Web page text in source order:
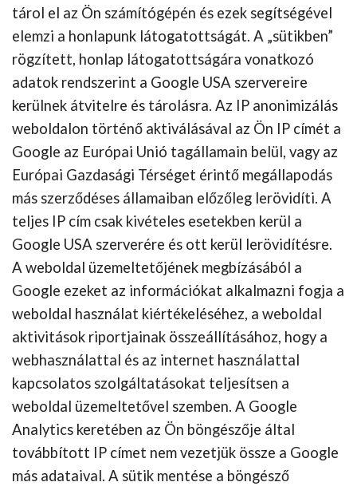
tárol el az Ön számítógépén és ezek segítségével
elemzi a honlapunk látogatottságát. A „sütikben”
rögzített, honlap látogatottságára vonatkozó
adatok rendszerint a Google USA szervereire
kerülnek átvitelre és tárolásra. Az IP anonimizálás
weboldalon történő aktiválásával az Ön IP címét a
Google az Európai Unió tagállamain belül, vagy az
Európai Gazdasági Térséget érintő megállapodás
más szerződéses államaiban előzőleg lerövidíti. A
teljes IP cím csak kivételes esetekben kerül a
Google USA szerverére és ott kerül lerövidítésre.
A weboldal üzemeltetőjének megbízásából a
Google ezeket az információkat alkalmazni fogja a
weboldal használat kiértékeléséhez, a weboldal
aktivitások riportjainak összeállításához, hogy a
webhasználattal és az internet használattal
kapcsolatos szolgáltatásokat teljesítsen a
weboldal üzemeltetővel szemben. A Google
Analytics keretében az Ön böngészője által
továbbított IP címet nem vezetjük össze a Google
más adataival. A sütik mentése a böngésző